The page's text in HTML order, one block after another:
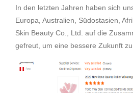
In den letzten Jahren haben sich
Europa, Australien, Südostasien,
Skin Beauty Co., Ltd. auf die
gefreut, um eine bessere Zukunft